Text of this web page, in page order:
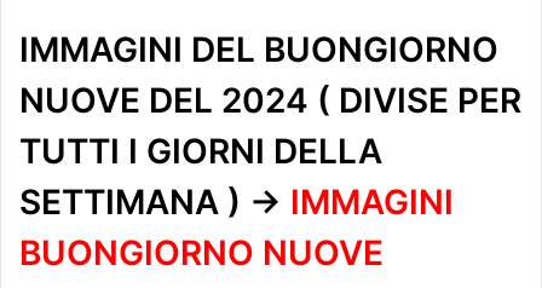
IMMAGINI DEL BUONGIORNO
NUOVE DEL 2024 ( DIVISE PER
TUTTI I GIORNI DELLA
SETTIMANA ) -> IMMAGINI
BUONGIORNO NUOVE